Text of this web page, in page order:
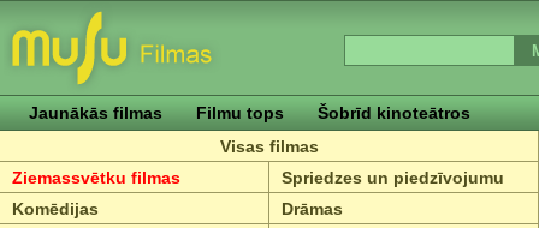
Jaunākās filmas Filmu tops
Šobrīd kinoteātros
Visas filmas
Ziemassvētku filmas
Spriedzes un piedzīvojumu
Komēdijas
Drāmas